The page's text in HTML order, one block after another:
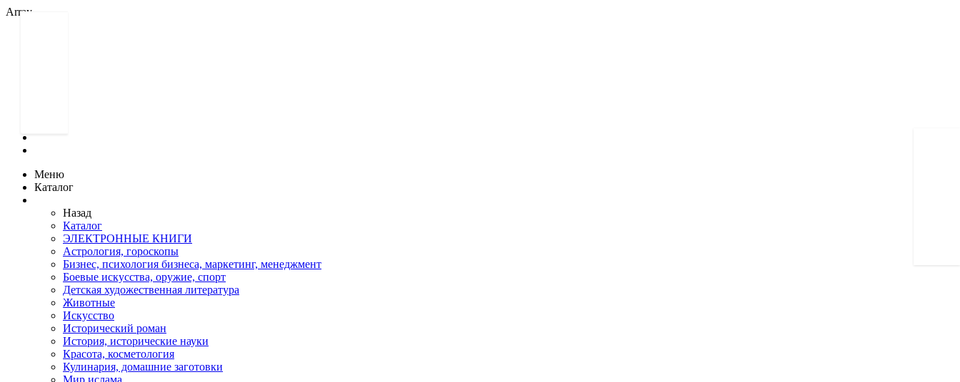
Array
Меню
Каталог
Назад
Каталог
ЭЛЕКТРОННЫЕ КНИГИ
Астрология, гороскопы
Бизнес, психология бизнеса, маркетинг, менеджмент
Боевые искусства, оружие, спорт
Детская художественная литература
Животные
Искусство
Исторический роман
История, исторические науки
Красота, косметология
Кулинария, домашние заготовки
Мир ислама